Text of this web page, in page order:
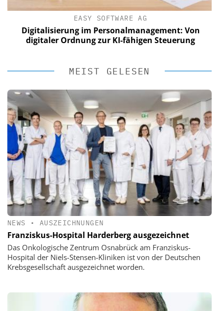
EASY SOFTWARE AG
Digitalisierung im Personalmanagement: Von
digitaler Ordnung zur KI-fähigen Steuerung
MEIST GELESEN
NEWS • AUSZEICHNUNGEN
Franziskus-Hospital Harderberg ausgezeichnet
Das Onkologische Zentrum Osnabrück am Franziskus-
Hospital der Niels-Stensen-Kliniken ist von der Deutschen
Krebsgesellschaft ausgezeichnet worden.